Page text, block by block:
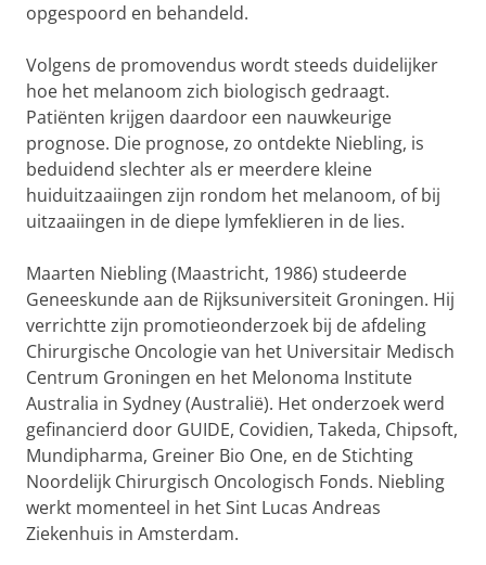
opgespoord en behandeld.
Volgens de promovendus wordt steeds duidelijker
hoe het melanoom zich biologisch gedraagt.
Patiënten krijgen daardoor een nauwkeurige
prognose. Die prognose, zo ontdekte Niebling, is
beduidend slechter als er meerdere kleine
huiduitzaaiingen zijn rondom het melanoom, of bij
uitzaaiingen in de diepe lymfeklieren in de lies.
Maarten Niebling (Maastricht, 1986) studeerde
Geneeskunde aan de Rijksuniversiteit Groningen. Hij
verrichtte zijn promotieonderzoek bij de afdeling
Chirurgische Oncologie van het Universitair Medisch
Centrum Groningen en het Melonoma Institute
Australia in Sydney (Australië). Het onderzoek werd
gefinancierd door GUIDE, Covidien, Takeda, Chipsoft,
Mundipharma, Greiner Bio One, en de Stichting
Noordelijk Chirurgisch Oncologisch Fonds. Niebling
werkt momenteel in het Sint Lucas Andreas
Ziekenhuis in Amsterdam.